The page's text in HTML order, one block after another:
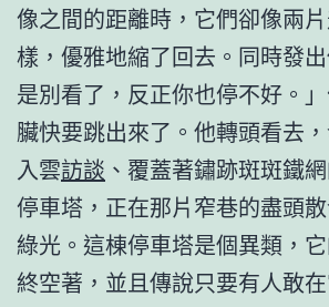
像之間的距離時，它們卻像兩
樣，優雅地縮了回去。同時發
是別看了，反正你也停不好。
臟快要跳出來了。他轉頭看去
入雲訪談 、覆蓋著鏽跡斑斑鐵
停車塔，正在那片窄巷的盡頭
綠光。這棟停車塔是個異類，
終空著，並且傳說只要有人敢